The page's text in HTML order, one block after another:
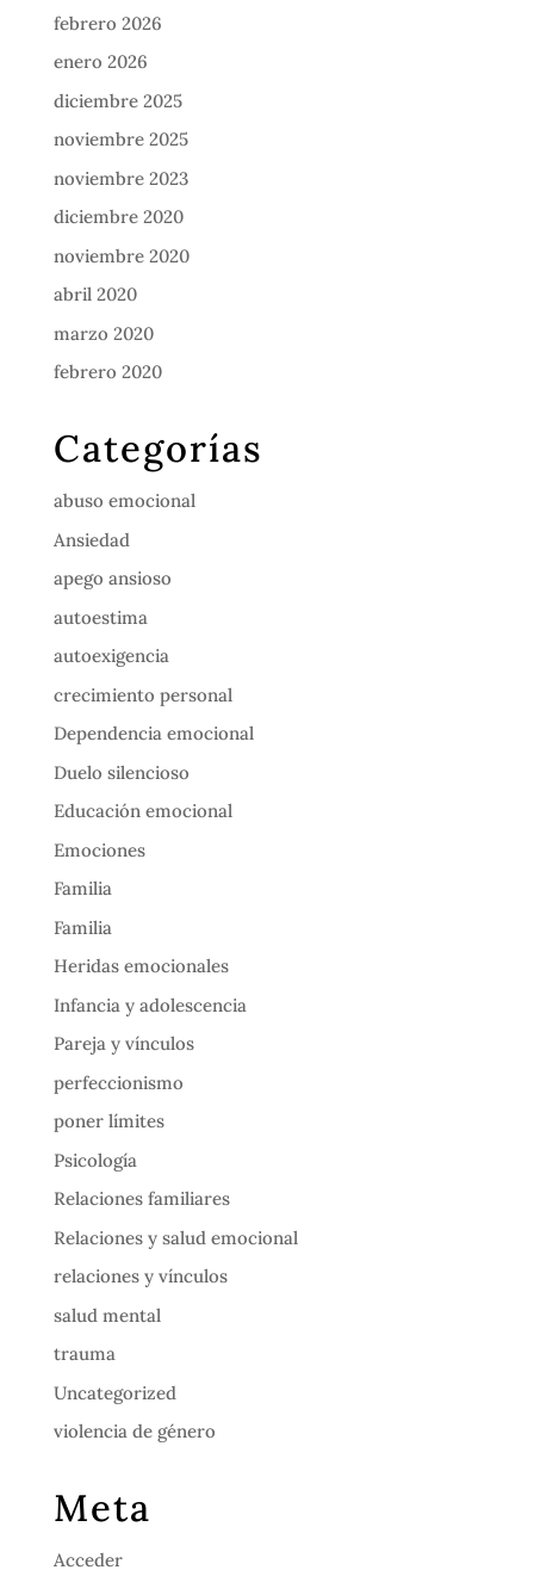
febrero 2026
enero 2026
diciembre 2025
noviembre 2025
noviembre 2023
diciembre 2020
noviembre 2020
abril 2020
marzo 2020
febrero 2020
Categorías
abuso emocional
Ansiedad
apego ansioso
autoestima
autoexigencia
crecimiento personal
Dependencia emocional
Duelo silencioso
Educación emocional
Emociones
Familia
Familia
Heridas emocionales
Infancia y adolescencia
Pareja y vínculos
perfeccionismo
poner límites
Psicología
Relaciones familiares
Relaciones y salud emocional
relaciones y vínculos
salud mental
trauma
Uncategorized
violencia de género
Meta
Acceder